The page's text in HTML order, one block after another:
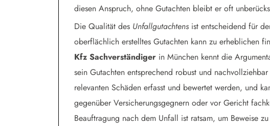
diesen Anspruch, ohne Gutachten bleibt er oft
Die Qualität des Unfallgutachtens ist entscheidend für
oberflächlich erstelltes Gutachten kann zu erheblichen
Kfz Sachverständiger in München kennt die
sein Gutachten entsprechend robust und
relevanten Schäden erfasst und bewertet werden, und
gegenüber Versicherungsgegnern oder vor Gericht
Beauftragung nach dem Unfall ist ratsam, um Beweise